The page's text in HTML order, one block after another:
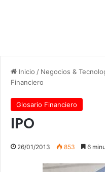
Inicio / Negocios &
Financiero
Glosario Financiero
IPO
26/01/2013 853 6